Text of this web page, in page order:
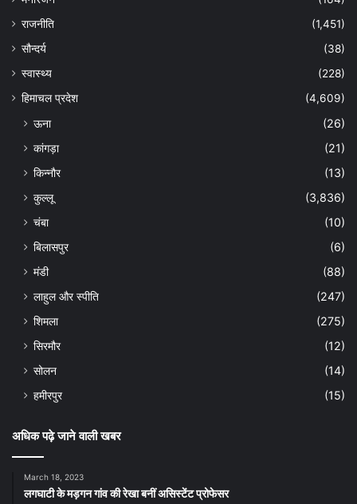
राजनीति
(1,451)
सौन्दर्य
(38)
स्वास्थ्य
(228)
हिमाचल प्रदेश
(4,609)
ऊना
(26)
कांगड़ा
(21)
किन्नौर
(13)
कुल्लू
(3,836)
चंबा
(10)
बिलासपुर
(6)
मंडी
(88)
लाहुल और स्पीति
(247)
शिमला
(275)
सिरमौर
(12)
सोलन
(14)
हमीरपुर
(15)
अधिक पढ़े जाने वाली खबर
March 18, 2023
लगघाटी के मड़गन गांव की रेखा बनीं असिस्टेंट प्रोफेसर